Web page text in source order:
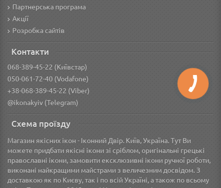
Партнерська програма
Акції
Розробка сайтів
Контакти
068-389-45-22 (Київстар)
050-061-72-40 (Vodafone)
+38-068-389-45-22 (Viber)
@ikonakyiv (Telegram)
Схема проїзду
Магазин якісних ікон - Іконний Двір. Київ, Україна. Тут Ви
можете придбати якісні ікони зі сріблом, оригінальні грецькі
православні ікони, замовити ексклюзивні ікони ручної роботи,
виконані найкращими майстрами з величезним досвідом. З
доставкою як по Києву, так і по всій Україні, а також по всьому